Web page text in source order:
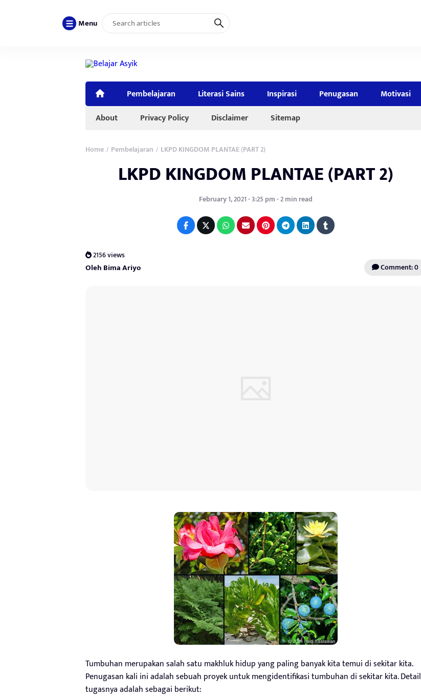
Menu
Pembelajaran Literasi Sains Inspirasi Penugasan Motivasi
About
Privacy Policy Disclaimer Sitemap
Home / Pembelajaran / LKPD KINGDOM PLANTAE (PART 2)
LKPD KINGDOM PLANTAE (PART 2)
February 1, 2021 - 3:25 pm - 2 min read
2156 views
Oleh Bima Ariyo Comment: 0
Tumbuhan merupakan salah satu makhluk hidup yang paling banyak kita temui di sekitar kita.
Penugasan kali ini adalah sebuah proyek untuk mengidentifikasi tumbuhan di sekitar kita. Detail
tugasnya adalah sebagai berikut: